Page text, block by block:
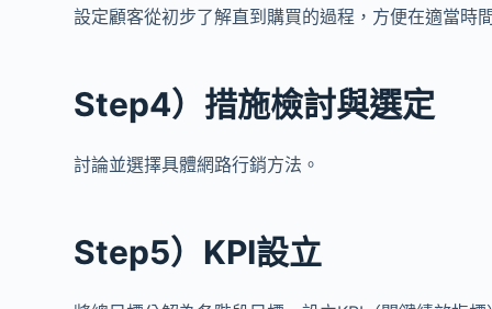
設定顧客從初步了解直到購買的過程，方便在適當時
Step4）措施檢討與選定
討論並選擇具體網路行銷方法。
Step5）KPI設立